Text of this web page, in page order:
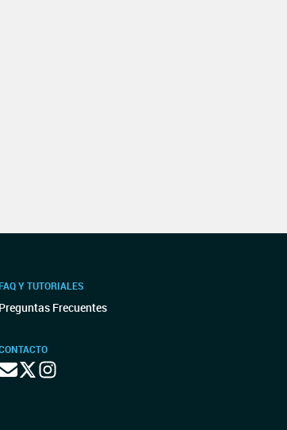
Y TUTORIALES
Preguntas Frecuentes